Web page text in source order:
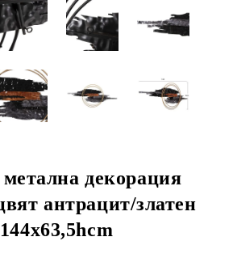
декорация
антрацит/златен
144x63,5hcm